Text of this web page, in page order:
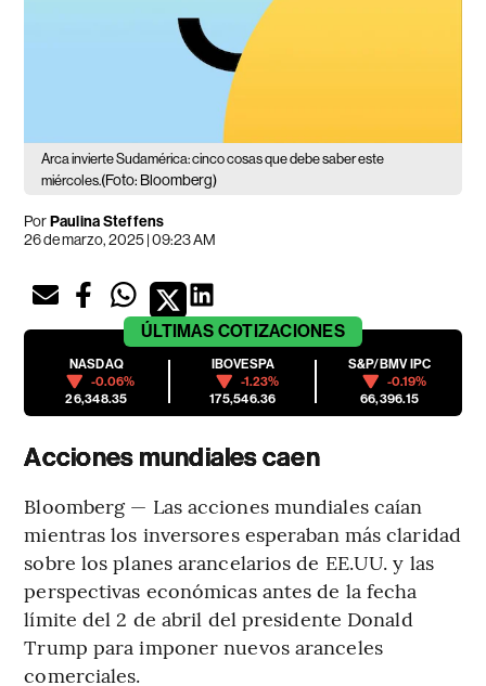
Arca invierte Sudamérica: cinco cosas que debe saber este
miércoles.(Foto: Bloomberg)
PorPaulina Steffens
26 de marzo, 2025 | 09:23 AM
ÚLTIMAS COTIZACIONES
NASDAQ
-0.06%
26,348.35
IBOVESPA
-1.23%
175,546.36
S&P/BMV IPC
-0.19%
66,396.15
Acciones mundiales caen
Bloomberg — Las acciones mundiales caían
mientras los inversores esperaban más claridad
sobre los planes arancelarios de EE.UU. y las
perspectivas económicas antes de la fecha
límite del 2 de abril del presidente Donald
Trump para imponer nuevos aranceles
comerciales.